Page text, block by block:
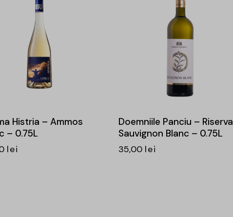
Histria – Ammos
– 0.75L
lei
Doemniile Panciu – Riserva
Sauvignon Blanc – 0.75L
35,00 lei